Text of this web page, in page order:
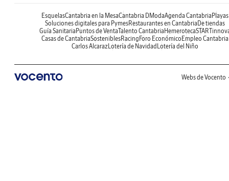
EsquelasCantabria en la MesaCantabria DModaAgenda Cantabria Playas
Soluciones digitales para PymesRestaurantes en Cantabria De tiendas
Guía Sanitaria Puntos de VentaTalento Cantabria Hemeroteca
Casas de CantabriaSosteniblesRacing Foro Económico Empleo Cantabria
Carlos Alcaraz Lotería de Navidad Lotería del Niño
Webs de Vocento